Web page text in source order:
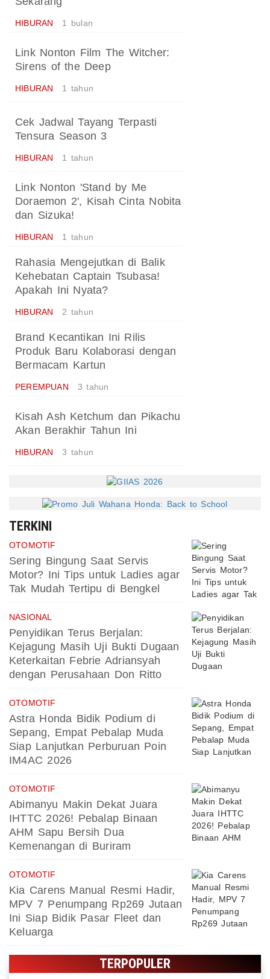
HIBURAN 1 bulan
Link Nonton Film The Witcher:
Sirens of the Deep
HIBURAN 1 tahun
Cek Jadwal Tayang Terpasti
Tensura Season 3
HIBURAN 1 tahun
Link Nonton 'Stand by Me
Doraemon 2', Kisah Cinta Nobita
dan Sizuka!
HIBURAN 1 tahun
Rahasia Mengejutkan di Balik
Kehebatan Captain Tsubasa!
Apakah Ini Nyata?
HIBURAN 2 tahun
Brand Kecantikan Ini Rilis
Produk Baru Kolaborasi dengan
Bermacam Kartun
PEREMPUAN 3 tahun
Kisah Ash Ketchum dan Pikachu
Akan Berakhir Tahun Ini
HIBURAN 3 tahun
TERKINI
OTOMOTIF
Sering Bingung Saat Servis
Motor? Ini Tips untuk Ladies agar
Tak Mudah Tertipu di Bengkel
NASIONAL
Penyidikan Terus Berjalan:
Kejagung Masih Uji Bukti Dugaan
Keterkaitan Febrie Adriansyah
dengan Perusahaan Don Ritto
OTOMOTIF
Astra Honda Bidik Podium di
Sepang, Empat Pebalap Muda
Siap Lanjutkan Perburuan Poin
IM4AC 2026
OTOMOTIF
Abimanyu Makin Dekat Juara
IHTTC 2026! Pebalap Binaan
AHM Sapu Bersih Dua
Kemenangan di Buriram
OTOMOTIF
Kia Carens Manual Resmi Hadir,
MPV 7 Penumpang Rp269 Jutaan
Ini Siap Bidik Pasar Fleet dan
Keluarga
TERPOPULER